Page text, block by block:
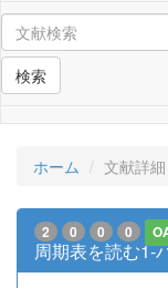
検索
ホーム 文献詳細
2 0 0 0
周期表を読む1-